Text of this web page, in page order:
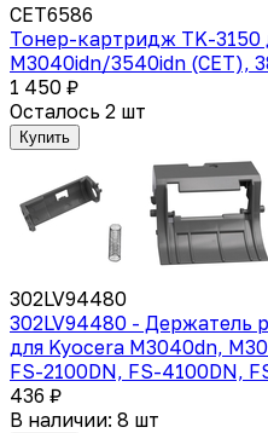
CET6586
Тонер-картридж TK-3150
M3040idn/3540idn (CET),
1 450 ₽
Осталось 2 шт
Купить
302LV94480
302LV94480 - Держатель
для Kyocera M3040dn,
FS-2100DN, FS-4100DN,
436 ₽
В наличии: 8 шт